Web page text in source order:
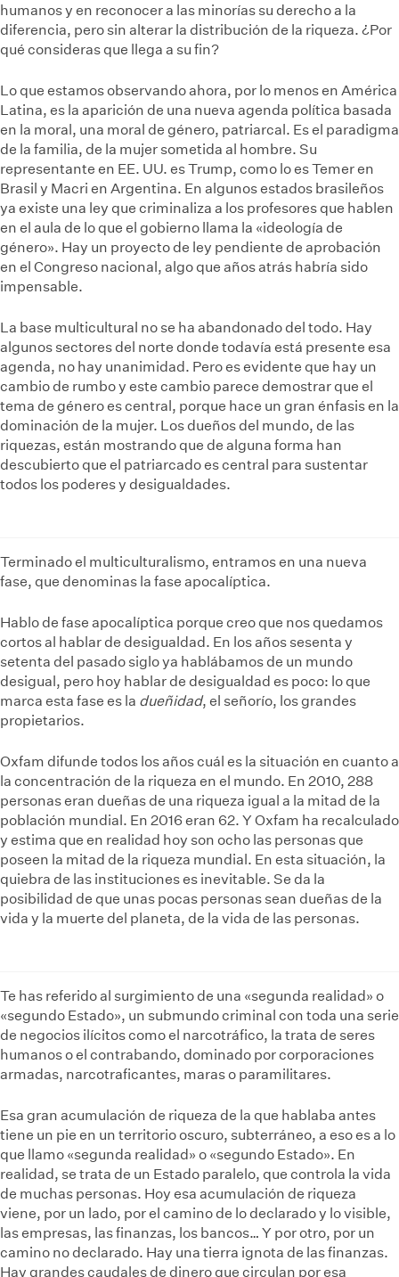
humanos y en reconocer a las minorías su derecho a la
diferencia, pero sin alterar la distribución de la riqueza. ¿Por
qué consideras que llega a su fin?
Lo que estamos observando ahora, por lo menos en América
Latina, es la aparición de una nueva agenda política basada
en la moral, una moral de género, patriarcal. Es el paradigma
de la familia, de la mujer sometida al hombre. Su
representante en EE. UU. es Trump, como lo es Temer en
Brasil y Macri en Argentina. En algunos estados brasileños
ya existe una ley que criminaliza a los profesores que hablen
en el aula de lo que el gobierno llama la «ideología de
género». Hay un proyecto de ley pendiente de aprobación
en el Congreso nacional, algo que años atrás habría sido
impensable.
La base multicultural no se ha abandonado del todo. Hay
algunos sectores del norte donde todavía está presente esa
agenda, no hay unanimidad. Pero es evidente que hay un
cambio de rumbo y este cambio parece demostrar que el
tema de género es central, porque hace un gran énfasis en la
dominación de la mujer. Los dueños del mundo, de las
riquezas, están mostrando que de alguna forma han
descubierto que el patriarcado es central para sustentar
todos los poderes y desigualdades.
Terminado el multiculturalismo, entramos en una nueva
fase, que denominas la fase apocalíptica.
Hablo de fase apocalíptica porque creo que nos quedamos
cortos al hablar de desigualdad. En los años sesenta y
setenta del pasado siglo ya hablábamos de un mundo
desigual, pero hoy hablar de desigualdad es poco: lo que
marca esta fase es la dueñidad, el señorío, los grandes
propietarios.
Oxfam difunde todos los años cuál es la situación en cuanto a
la concentración de la riqueza en el mundo. En 2010, 288
personas eran dueñas de una riqueza igual a la mitad de la
población mundial. En 2016 eran 62. Y Oxfam ha recalculado
y estima que en realidad hoy son ocho las personas que
poseen la mitad de la riqueza mundial. En esta situación, la
quiebra de las instituciones es inevitable. Se da la
posibilidad de que unas pocas personas sean dueñas de la
vida y la muerte del planeta, de la vida de las personas.
Te has referido al surgimiento de una «segunda realidad» o
«segundo Estado», un submundo criminal con toda una serie
de negocios ilícitos como el narcotráfico, la trata de seres
humanos o el contrabando, dominado por corporaciones
armadas, narcotraficantes, maras o paramilitares.
Esa gran acumulación de riqueza de la que hablaba antes
tiene un pie en un territorio oscuro, subterráneo, a eso es a lo
que llamo «segunda realidad» o «segundo Estado». En
realidad, se trata de un Estado paralelo, que controla la vida
de muchas personas. Hoy esa acumulación de riqueza
viene, por un lado, por el camino de lo declarado y lo visible,
las empresas, las finanzas, los bancos… Y por otro, por un
camino no declarado. Hay una tierra ignota de las finanzas.
Hay grandes caudales de dinero que circulan por esa